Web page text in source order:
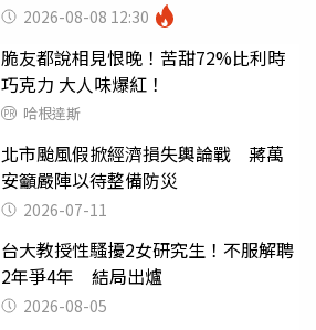
2026-08-08 12:30
脆友都說相見恨晚！苦甜72%比利時
巧克力 大人味爆紅！
哈根達斯
北市颱風假掀經濟損失輿論戰 蔣萬
安籲嚴陣以待整備防災
2026-07-11
台大教授性騷擾2女研究生！不服解聘
2年爭4年 結局出爐
2026-08-05